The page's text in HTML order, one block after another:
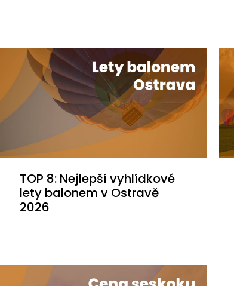
TOP 8: Nejlepší vyhlídkové
lety balonem v Ostravě
2026